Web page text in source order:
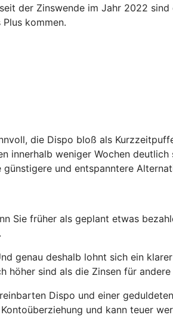
der Zinswende im Jahr 2022
kommen.
die Dispo bloß als
innerhalb weniger Wochen deutlich
und entspanntere
Sie früher als geplant etwas
genau deshalb lohnt sich ein
sind als die Zinsen für andere
Dispo und einer
und kann teuer